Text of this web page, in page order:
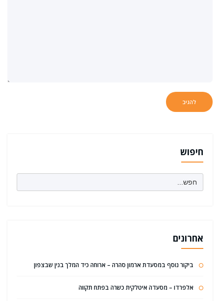
חיפוש
Search
for:
אחרונים
ביקור נוסף במסעדת ארמון סהרה – ארוחה כיד המלך בנין שבצפון
אלפרדו – מסעדה איטלקית כשרה בפתח תקווה